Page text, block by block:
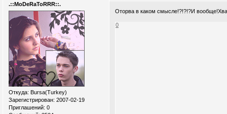
.::MoDeRaToRRR::.
Откуда: Bursa(Turkey)
Зарегистрирован: 2007-02-19
Приглашений: 0
Оторва в каком смысле!?!?!?И
0